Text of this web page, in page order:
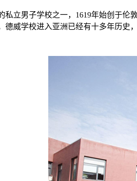
私立男子学校之一，1619年始创于
德威学校进入亚洲已经有十多年历史